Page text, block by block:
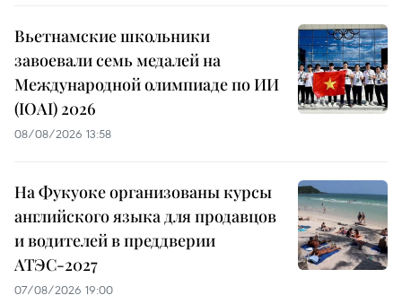
Вьетнамские школьники
завоевали семь медалей на
Международной олимпиаде по ИИ
(IOAI) 2026
08/08/2026 13:58
На Фукуоке организованы курсы
английского языка для продавцов
и водителей в преддверии
АТЭС-2027
07/08/2026 19:00